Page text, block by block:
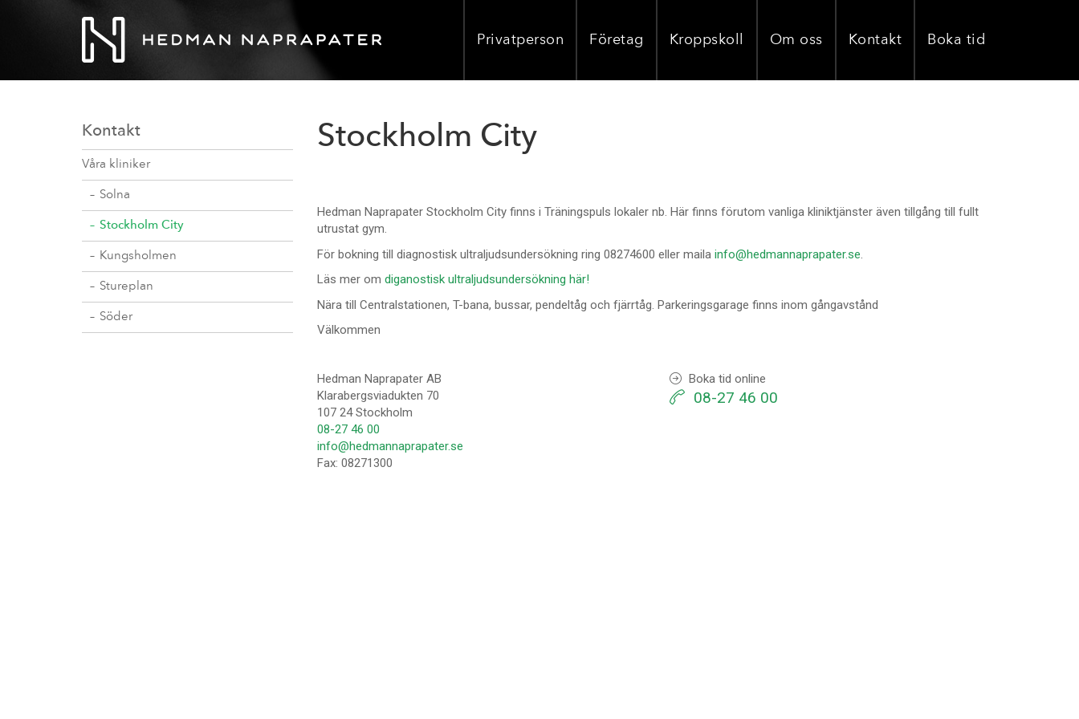
Privatperson Företag Kroppskoll Om oss Kontakt Boka tid
Kontakt
Våra kliniker
Solna
Stockholm City
Kungsholmen
Stureplan
Söder
Stockholm City
Hedman Naprapater Stockholm City finns i Träningspuls lokaler nb. Här finns förutom vanliga kliniktjänster även tillgång till fullt
utrustat gym.
För bokning till diagnostisk ultraljudsundersökning ring 08274600 eller maila info@hedmannaprapater.se
Läs mer om diganostisk ultraljudsundersökning här!
Nära till Centralstationen, T-bana, bussar, pendeltåg och fjärrtåg. Parkeringsgarage finns inom gångavstånd
Välkommen
Hedman Naprapater AB
Klarabergsviadukten 70
107 24 Stockholm
08-27 46 00
info@hedmannaprapater.se
Fax: 08271300
Boka tid online
08-27 46 00